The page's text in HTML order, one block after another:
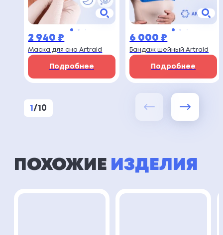
2 940 ₽
Маска для сна Artraid
Подробнее
6 000 ₽
Бандаж шейный Artraid
Подробнее
1 / 10
ПОХОЖИЕ ИЗДЕЛИЯ